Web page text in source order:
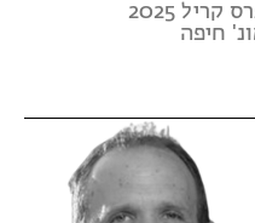
קריל 2025
חיפה